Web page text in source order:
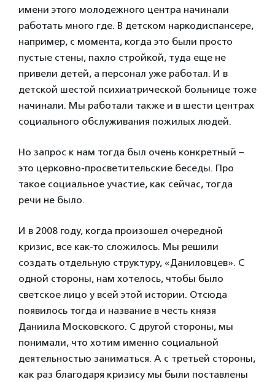
имени этого молодежного центра начинали
работать много где. В детском наркодиспансере,
например, с момента, когда это были просто
пустые стены, пахло стройкой, туда еще не
привели детей, а персонал уже работал. И в
детской шестой психиатрической больнице тоже
начинали. Мы работали также и в шести центрах
социального обслуживания пожилых людей.
Но запрос к нам тогда был очень конкретный –
это церковно-просветительские беседы. Про
такое социальное участие, как сейчас, тогда
речи не было.
И в 2008 году, когда произошел очередной
кризис, все как-то сложилось. Мы решили
создать отдельную структуру, «Даниловцев». С
одной стороны, нам хотелось, чтобы было
светское лицо у всей этой истории. Отсюда
появилось тогда и название в честь князя
Даниила Московского. С другой стороны, мы
понимали, что хотим именно социальной
деятельностью заниматься. А с третьей стороны,
как раз благодаря кризису мы были поставлены